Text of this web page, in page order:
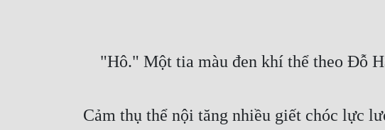
"Hô." Một tia màu đen khí thể theo Đỗ
Cảm thụ thể nội tăng nhiều giết chóc lực